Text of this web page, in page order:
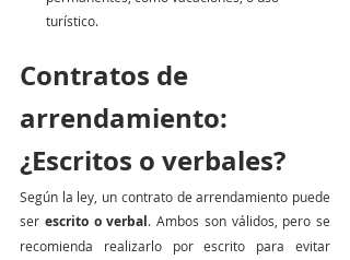
turístico.
Contratos de
arrendamiento:
¿Escritos o verbales?
Según la ley, un contrato de arrendamiento puede
ser escrito o verbal. Ambos son válidos, pero se
recomienda realizarlo por escrito para evitar